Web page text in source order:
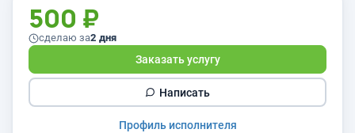
500 ₽
сделаю за2 дня
Заказать услугу
Написать
Профиль исполнителя